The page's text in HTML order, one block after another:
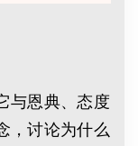
与恩典、态度
，讨论为什么